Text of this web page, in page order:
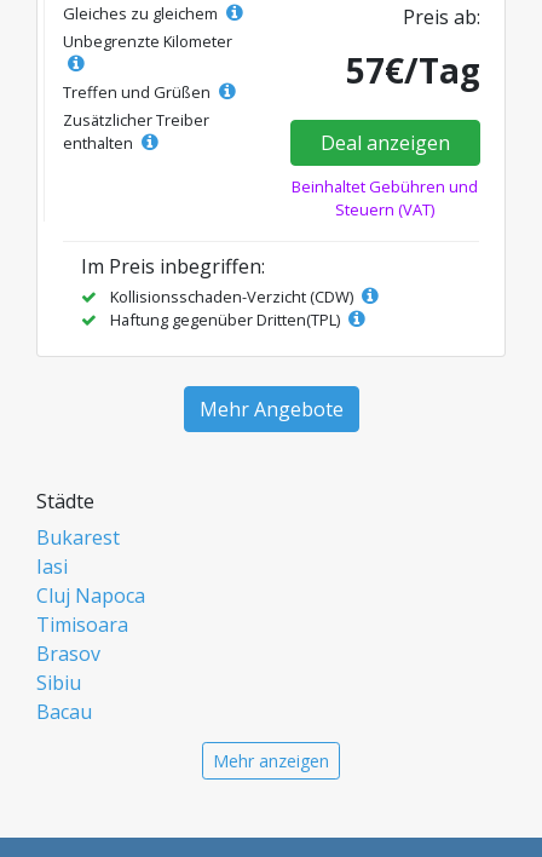
Gleiches zu gleichem
Unbegrenzte Kilometer
Treffen und Grüßen
Zusätzlicher Treiber
enthalten
Preis ab:
57€/Tag
Deal anzeigen
Beinhaltet Gebühren und
Steuern (VAT)
Im Preis inbegriffen:
Kollisionsschaden-Verzicht (CDW)
Haftung gegenüber Dritten(TPL)
Mehr Angebote
Städte
Bukarest
Iasi
Cluj Napoca
Timisoara
Brasov
Sibiu
Bacau
Mehr anzeigen